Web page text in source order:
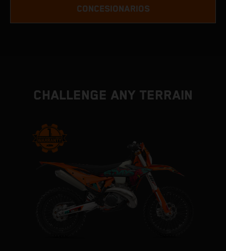
CONCESIONARIOS
CHALLENGE ANY TERRAIN